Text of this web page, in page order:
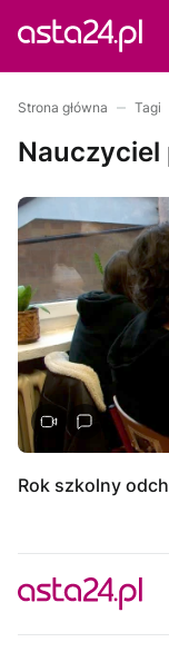
Strona główna Tagi
Nauczyciel
Rok szkolny